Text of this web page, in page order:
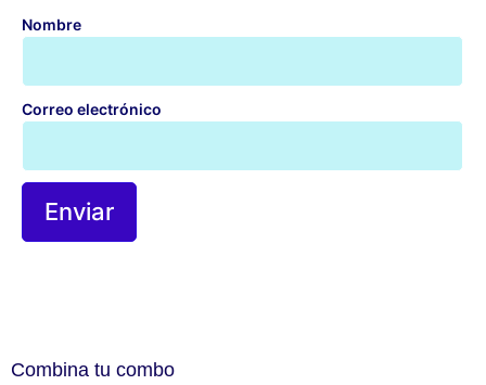
Nombre
Correo electrónico
Combina tu combo